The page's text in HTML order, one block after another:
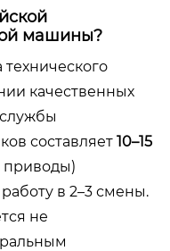
машины?
качественных
составляет 10–15
приводы)
в 2–3 смены.
не